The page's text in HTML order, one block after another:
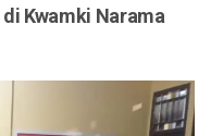
Kwamki Narama